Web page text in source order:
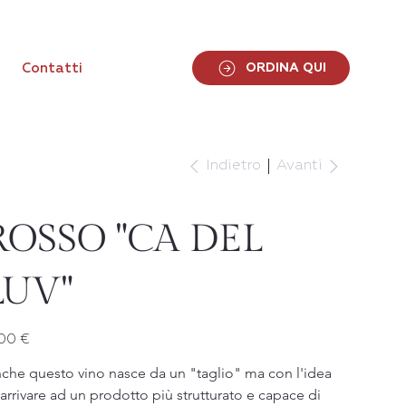
Contatti ORDINA QUI
Indietro Avanti
"CA DEL
€
questo vino nasce da un "taglio" ma con l'idea
ad un prodotto più strutturato e capace di